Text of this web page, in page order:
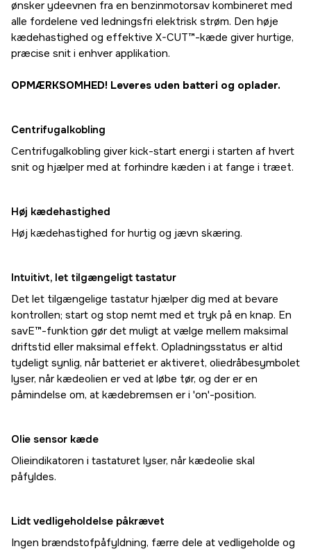
ønsker ydeevnen fra en benzinmotorsav kombineret med
alle fordelene ved ledningsfri elektrisk strøm. Den høje
kædehastighed og effektive X-CUT™-kæde giver hurtige,
præcise snit i enhver applikation.
OPMÆRKSOMHED! Leveres uden batteri og oplader.
Centrifugalkobling
Centrifugalkobling giver kick-start energi i starten af hvert
snit og hjælper med at forhindre kæden i at fange i træet.
Høj kædehastighed
Høj kædehastighed for hurtig og jævn skæring.
Intuitivt, let tilgængeligt tastatur
Det let tilgængelige tastatur hjælper dig med at bevare
kontrollen; start og stop nemt med et tryk på en knap. En
savE™-funktion gør det muligt at vælge mellem maksimal
driftstid eller maksimal effekt. Opladningsstatus er altid
tydeligt synlig, når batteriet er aktiveret, oliedråbesymbolet
lyser, når kædeolien er ved at løbe tør, og der er en
påmindelse om, at kædebremsen er i 'on'-position.
Olie sensor kæde
Olieindikatoren i tastaturet lyser, når kædeolie skal
påfyldes.
Lidt vedligeholdelse påkrævet
Ingen brændstofpåfyldning, færre dele at vedligeholde og